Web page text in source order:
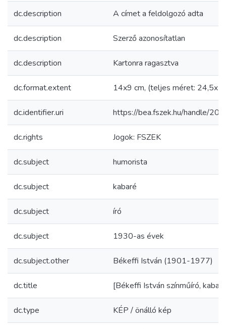
dc.description A címet a feldolgozó adta
dc.description Szerző azonosítatlan
dc.description Kartonra ragasztva
dc.format.extent 14x9 cm, (teljes méret:
dc.identifier.uri https://bea.fszek.hu/handle/
dc.rights Jogok: FSZEK
dc.subject humorista
dc.subject kabaré
dc.subject író
dc.subject 1930-as évek
dc.subject.other Békeffi István (1901-1977)
dc.title [Békeffi István színműíró,
dc.type KÉP / önálló kép